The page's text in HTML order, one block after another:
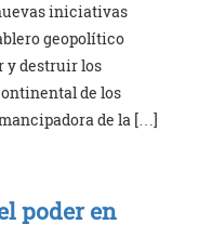
iniciativas
geopolítico
y destruir los
de los
de la […]
poder en